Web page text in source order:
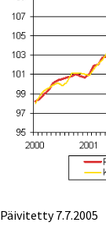
Päivitetty7.7.2005